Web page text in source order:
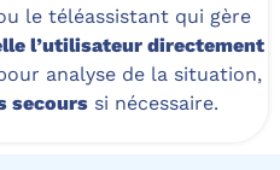
le téléassistant qui gère
l’utilisateur directement
analyse de la situation,
secours si nécessaire.